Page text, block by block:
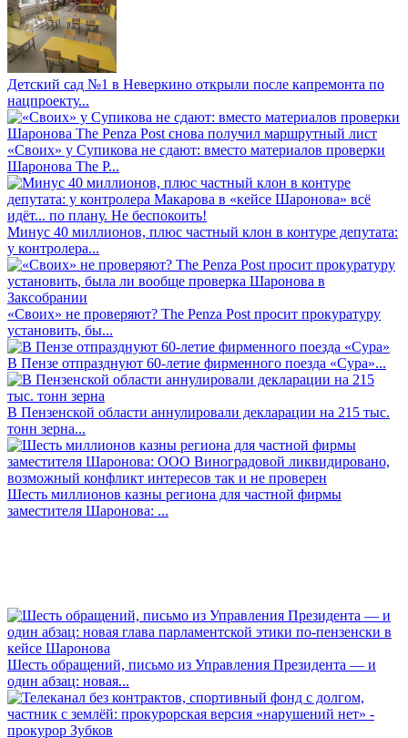
Детский сад №1 в Неверкино открыли после капремонта по
нацпроекту...
«Своих» у Супикова не сдают: вместо материалов проверки
Шаронова The P...
Минус 40 миллионов, плюс частный клон в контуре депутата:
у контролера...
«Своих» не проверяют? The Penza Post просит прокуратуру
установить, бы...
В Пензе отпразднуют 60-летие фирменного поезда «Сура»...
В Пензенской области аннулировали декларации на 215 тыс.
тонн зерна...
Шесть миллионов казны региона для частной фирмы
заместителя Шаронова: ...
Шесть обращений, письмо из Управления Президента — и
один абзац: новая...